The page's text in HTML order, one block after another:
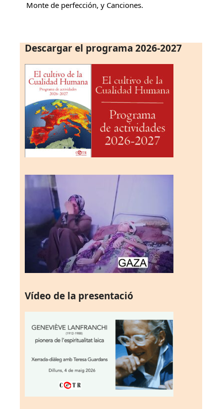
Monte de perfección, y Canciones.
Descargar el programa 2026-2027
Vídeo de la presentació